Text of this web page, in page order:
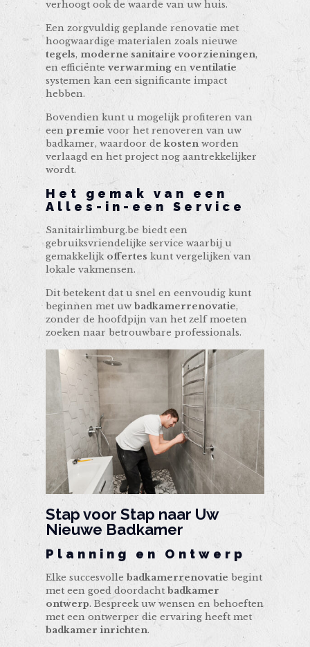
verhoogt ook de waarde van uw huis.
Een zorgvuldig geplande renovatie met
hoogwaardige materialen zoals nieuwe
tegels, moderne sanitaire voorzieningen,
en efficiënteverwarming enventilatie
systemen kan een significante impact
hebben.
Bovendien kunt u mogelijk profiteren van
eenpremie voor het renoveren van uw
badkamer, waardoor dekosten worden
verlaagd en het project nog aantrekkelijker
wordt.
Het gemak van een
Alles-in-een Service
Sanitairlimburg.be biedt een
gebruiksvriendelijke service waarbij u
gemakkelijk offertes kunt vergelijken van
lokale vakmensen.
Dit betekent dat u snel en eenvoudig kunt
beginnen met uwbadkamerrenovatie,
zonder de hoofdpijn van het zelf moeten
zoeken naar betrouwbare professionals.
Stap voor Stap naar Uw
Nieuwe Badkamer
Planning en Ontwerp
Elke succesvollebadkamerrenovatie begint
met een goed doordachtbadkamer
ontwerp. Bespreek uw wensen en behoeften
met een ontwerper die ervaring heeft met
badkamer inrichten.